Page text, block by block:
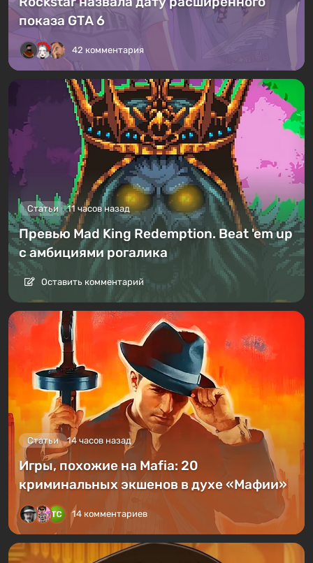
показа GTA 6
42 комментария
Статьи 11 часов назад
Превью Mad King Redemption. Beat 'em up
с амбициями рогалика
Оставить комментарий
Статьи 14 часов назад
Игры, похожие на Mafia: 20
криминальных экшенов в духе «Мафии»
14 комментариев